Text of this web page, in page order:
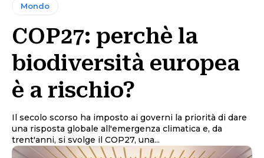
Mondo
COP27: perchè la
biodiversità europea
è a rischio?
Il secolo scorso ha imposto ai governi la priorità di dare
una risposta globale all'emergenza climatica e, da
trent'anni, si svolge il COP27, una...